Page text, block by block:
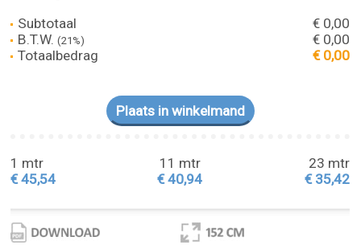
Subtotaal
€ 0,00
B.T.W.(21%)
€ 0,00
Totaalbedrag
€ 0,00
1 mtr
€ 45,54
11 mtr
€ 40,94
23 mtr
€ 35,42